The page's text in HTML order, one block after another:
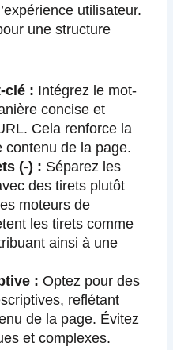
utilisateur.
une structure
clé : Intégrez le mot-
concise et
Cela renforce la
contenu de la page.
(-) : Séparez les
des tirets plutôt
moteurs de
les tirets comme
ainsi à une
: Optez pour des
reflétant
de la page. Évitez
et complexes.